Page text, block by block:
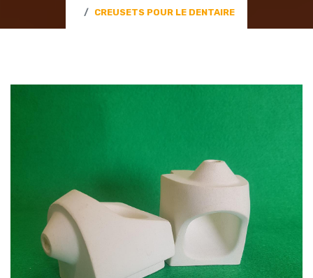
CREUSETS POUR LE DENTAIRE